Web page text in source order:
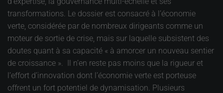
transformations. Le dossier est consacré à l’économie
verte, considérée par de nombreux dirigeants comme un
moteur de sortie de crise, mais sur laquelle subsistent des
doutes quant à sa capacité « à amorcer un nouveau sentier
de croissance ». Il n’en reste pas moins que la rigueur et
l’effort d’innovation dont l’économie verte est porteuse
offrent un fort potentiel de dynamisation. Plusieurs